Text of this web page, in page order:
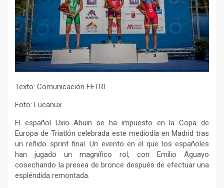
Texto: Comunicación FETRI
Foto: Lucanux
El español Uxio Abuin se ha impuesto en la Copa de
Europa de Triatlón celebrada este mediodía en Madrid tras
un reñido sprint final. Un evento en el que los españoles
han jugado un magnífico rol, con Emilio Aguayo
cosechando la presea de bronce después de efectuar una
espléndida remontada.